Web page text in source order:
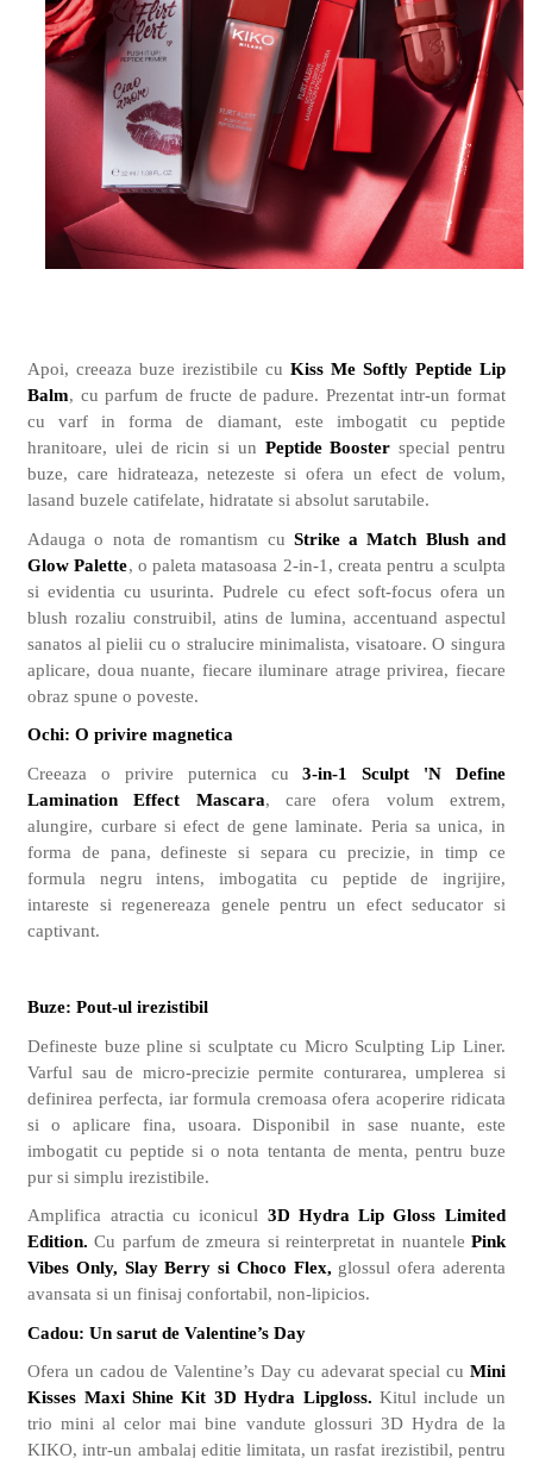
Apoi, creeaza buze irezistibile cu Kiss Me Softly Peptide Lip
Balm, cu parfum de fructe de padure. Prezentat intr-un format
cu varf in forma de diamant, este imbogatit cu peptide
hranitoare, ulei de ricin si un Peptide Booster special pentru
buze, care hidrateaza, netezeste si ofera un efect de volum,
lasand buzele catifelate, hidratate si absolut sarutabile.
Adauga o nota de romantism cu Strike a Match Blush and
Glow Palette, o paleta matasoasa 2-in-1, creata pentru a sculpta
si evidentia cu usurinta. Pudrele cu efect soft-focus ofera un
blush rozaliu construibil, atins de lumina, accentuand aspectul
sanatos al pielii cu o stralucire minimalista, visatoare. O singura
aplicare, doua nuante, fiecare iluminare atrage privirea, fiecare
obraz spune o poveste.
Ochi: O privire magnetica
Creeaza o privire puternica cu3-in-1 Sculpt 'N Define
Lamination Effect Mascara, care ofera volum extrem,
alungire, curbare si efect de gene laminate. Peria sa unica, in
forma de pana, defineste si separa cu precizie, in timp ce
formula negru intens, imbogatita cu peptide de ingrijire,
intareste si regenereaza genele pentru un efect seducator si
captivant.
Buze: Pout-ul irezistibil
Defineste buze pline si sculptate cu Micro Sculpting Lip Liner.
Varful sau de micro-precizie permite conturarea, umplerea si
definirea perfecta, iar formula cremoasa ofera acoperire ridicata
si o aplicare fina, usoara. Disponibil in sase nuante, este
imbogatit cu peptide si o nota tentanta de menta, pentru buze
pur si simplu irezistibile.
Amplifica atractia cu iconicul 3D Hydra Lip Gloss Limited
Edition. Cu parfum de zmeura si reinterpretat in nuantele Pink
Vibes Only, Slay Berry si Choco Flex,glossul ofera aderenta
avansata si un finisaj confortabil, non-lipicios.
Cadou: Un sarut de Valentine’s Day
Ofera un cadou de Valentine’s Day cu adevarat special cu Mini
Kisses Maxi Shine Kit 3D Hydra Lipgloss. Kitul include un
trio mini al celor mai bine vandute glossuri 3D Hydra de la
KIKO, intr-un ambalaj editie limitata, un rasfat irezistibil, pentru